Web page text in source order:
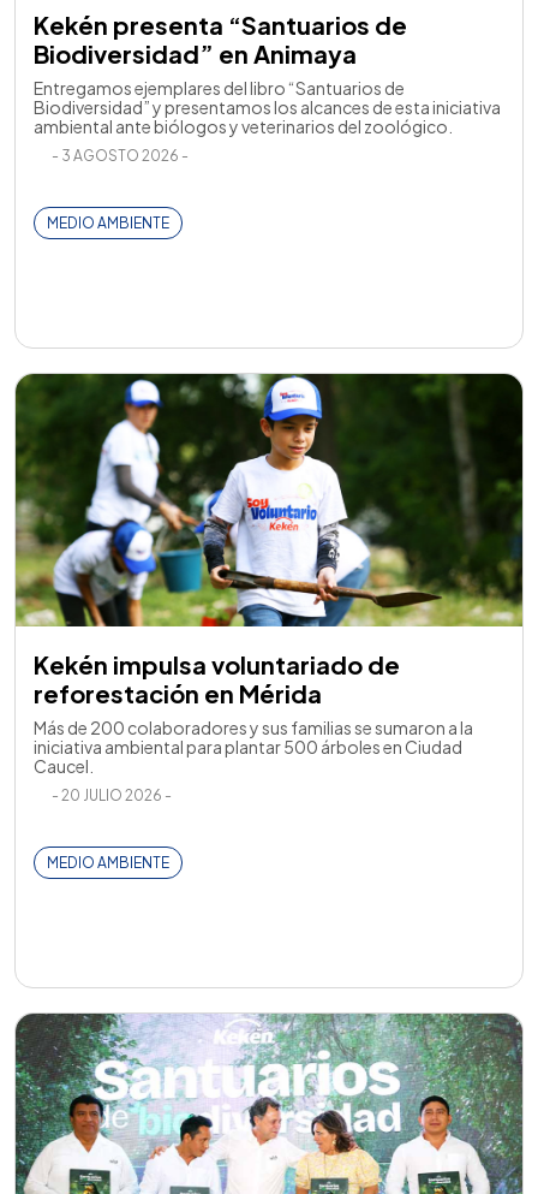
Kekén presenta “Santuarios de
Biodiversidad” en Animaya
Entregamos ejemplares del libro “Santuarios de
Biodiversidad” y presentamos los alcances de esta iniciativa
ambiental ante biólogos y veterinarios del zoológico.
- 3 AGOSTO 2026 -
MEDIO AMBIENTE
Kekén impulsa voluntariado de
reforestación en Mérida
Más de 200 colaboradores y sus familias se sumaron a la
iniciativa ambiental para plantar 500 árboles en Ciudad
Caucel.
- 20 JULIO 2026 -
MEDIO AMBIENTE